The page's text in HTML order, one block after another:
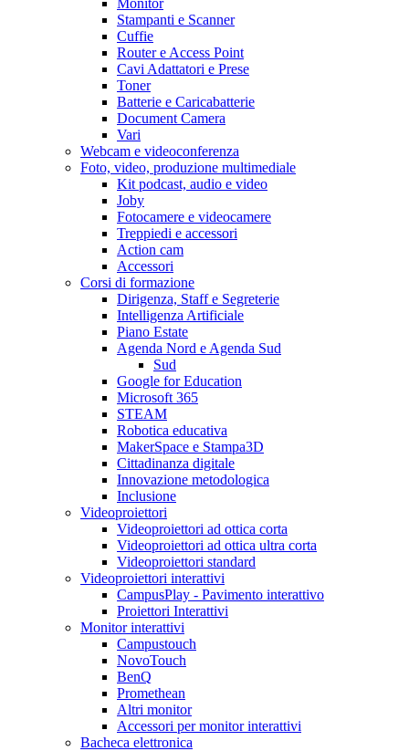
Stampanti e Scanner
Cuffie
Router e Access Point
Cavi Adattatori e Prese
Toner
Batterie e Caricabatterie
Document Camera
Vari
Webcam e videoconferenza
Foto, video, produzione multimediale
Kit podcast, audio e video
Joby
Fotocamere e videocamere
Treppiedi e accessori
Action cam
Accessori
Corsi di formazione
Dirigenza, Staff e Segreterie
Intelligenza Artificiale
Piano Estate
Agenda Nord e Agenda Sud
Sud
Google for Education
Microsoft 365
STEAM
Robotica educativa
MakerSpace e Stampa3D
Cittadinanza digitale
Innovazione metodologica
Inclusione
Videoproiettori
Videoproiettori ad ottica corta
Videoproiettori ad ottica ultra corta
Videoproiettori standard
Videoproiettori interattivi
CampusPlay - Pavimento interattivo
Proiettori Interattivi
Monitor interattivi
Campustouch
NovoTouch
BenQ
Promethean
Altri monitor
Accessori per monitor interattivi
Bacheca elettronica